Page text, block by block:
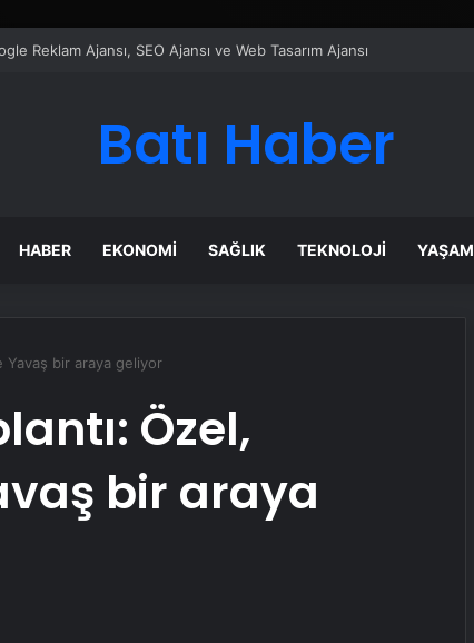
Taşımacılık Yazılımı
Batı Haber
HABER EKONOMI SAĞLIK TEKNOLOJI YAŞAM
Yavaş bir araya geliyor
Özel,
bir araya